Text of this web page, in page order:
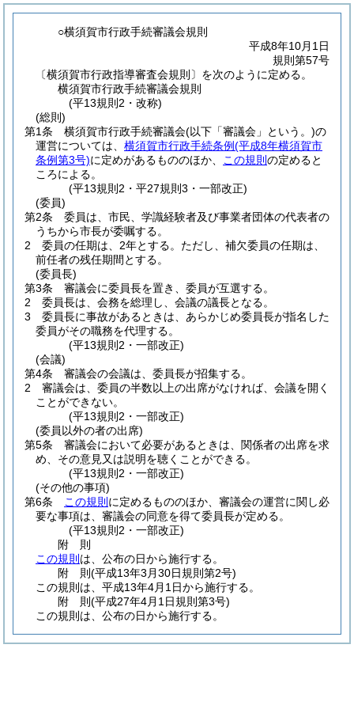
○横須賀市行政手続審議会規則
平成8年10月1日
規則第57号
〔横須賀市行政指導審査会規則〕を次のように定める。
横須賀市行政手続審議会規則
(平13規則2・改称)
(総則)
第1条
横須賀市行政手続審議会(以下「審議会」という。)の
運営については、 横須賀市行政手続条例(平成8年横須賀市
条例第3号)に定めがあるもののほか、 この規則 の定めると
ころによる。
(平13規則2・平27規則3・一部改正)
(委員)
第2条
委員は、市民、学識経験者及び事業者団体の代表者の
うちから市長が委嘱する。
2
委員の任期は、2年とする。 ただし、補欠委員の任期は、
前任者の残任期間とする。
(委員長)
第3条
審議会に委員長を置き、委員が互選する。
2
委員長は、会務を総理し、会議の議長となる。
3
委員長に事故があるときは、あらかじめ委員長が指名した
委員がその職務を代理する。
(平13規則2・一部改正)
(会議)
第4条
審議会の会議は、委員長が招集する。
2
審議会は、委員の半数以上の出席がなければ、会議を開く
ことができない。
(平13規則2・一部改正)
(委員以外の者の出席)
第5条
審議会において必要があるときは、関係者の出席を求
め、その意見又は説明を聴くことができる。
(平13規則2・一部改正)
(その他の事項)
第6条
この規則 に定めるもののほか、審議会の運営に関し必
要な事項は、審議会の同意を得て委員長が定める。
(平13規則2・一部改正)
附 則
この規則 は、公布の日から施行する。
附 則(平成13年3月30日規則第2号)
この規則は、平成13年4月1日から施行する。
附 則(平成27年4月1日規則第3号)
この規則は、公布の日から施行する。